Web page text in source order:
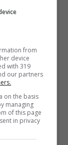
from
device
with 319
our partners
on the basis
managing
of this page
in privacy